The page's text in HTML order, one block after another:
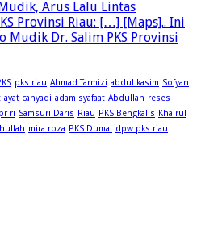
Arus Lalu Lintas
Provinsi Riau: […] [Maps].. Ini
Mudik Dr. Salim PKS Provinsi
pks riau Ahmad Tarmizi abdul kasim Sofyan
ayat cahyadi adam syafaat Abdullah reses
ri Samsuri Daris Riau PKS Bengkalis Khairul
mira roza PKS Dumai dpw pks riau